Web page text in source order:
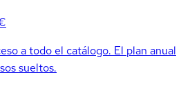
a todo el catálogo. El plan anual
sueltos.